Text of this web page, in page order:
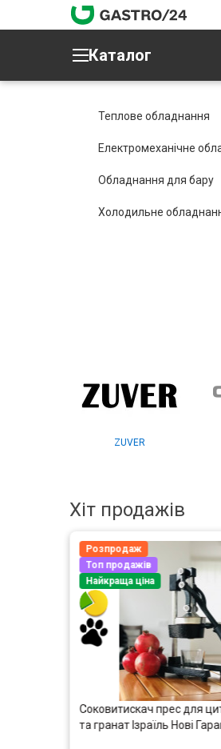
Каталог
Теплове обладнання
Електромеханічне
Обладнання для бару
Холодильне
ZUVER
Хіт продажів
Розпродаж
Топ продажів
Найкраща ціна
Соковитискач прес для
та гранат Ізраїль Нові